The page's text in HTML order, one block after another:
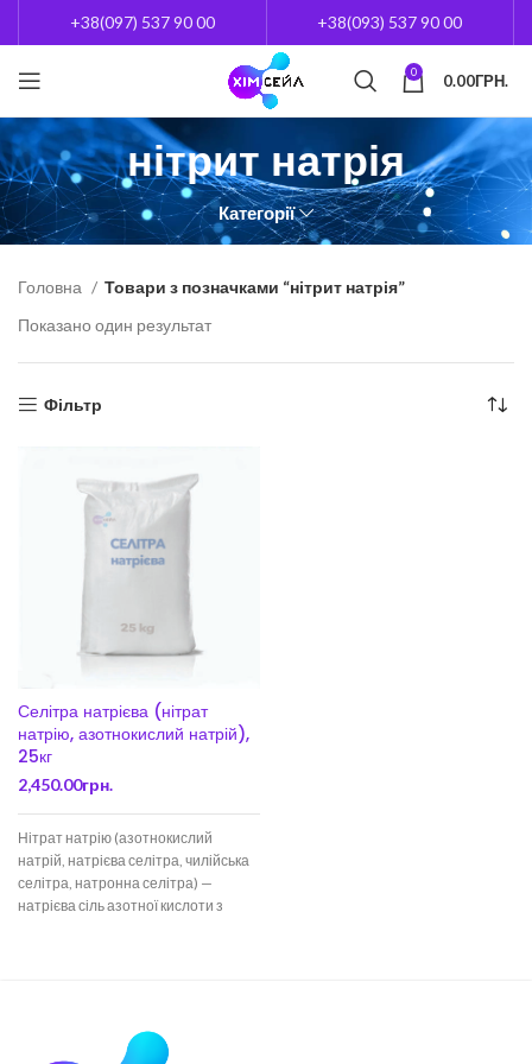
+38(097) 537 90 00 +38(093) 537 90 00
0 0.00ГРН.
нітрит натрія
Категорії
Головна
Товари з позначками “нітрит натрія”
Показано один результат
Фільтр
Селітра натрієва (нітрат
натрію, азотнокислий натрій),
25кг
2,450.00грн.
Нітрат натрію (азотнокислий
натрій, натрієва селітра, чилійська
селітра, натронна селітра) —
натрієва сіль азотної кислоти з